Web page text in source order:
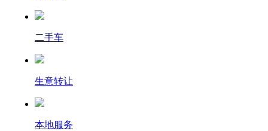
二手车
生意转让
本地服务